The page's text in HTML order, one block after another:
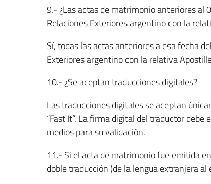
9.- ¿Las actas de matrimonio anteriores
Relaciones Exteriores argentino con la
Sí, todas las actas anteriores a esa fecha
Exteriores argentino con la relativa
10.- ¿Se aceptan traducciones digitales?
Las traducciones digitales se aceptan
“Fast It”. La firma digital del traductor
medios para su validación.
11.- Si el acta de matrimonio fue emitida
doble traducción (de la lengua extranjera